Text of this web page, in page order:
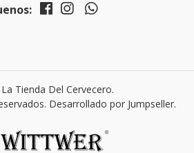
Tienda Del Cervecero.
Desarrollado por Jumpseller.